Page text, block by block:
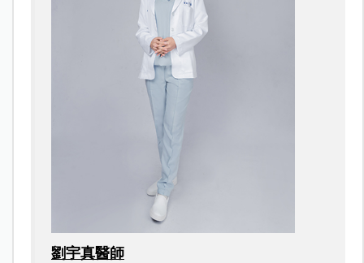
劉宇真醫師